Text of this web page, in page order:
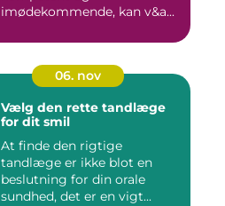
imødekommende, kan v&a...
06. nov
Vælg den rette tandlæge
for dit smil
At finde den rigtige
tandlæge er ikke blot en
beslutning for din orale
sundhed, det er en vigt...